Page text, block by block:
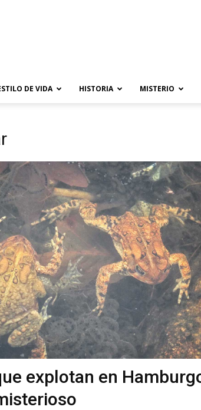
DE VIDA HISTORIA MISTERIO
explotan en